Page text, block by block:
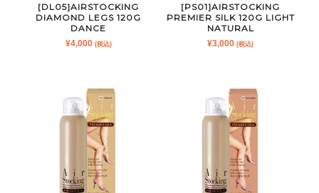
[DL05]AIRSTOCKING
DIAMOND LEGS 120G
DANCE
¥4,000 (税込)
[PS01]AIRSTOCKING
PREMIER SILK 120G LIGHT
NATURAL
¥3,000 (税込)